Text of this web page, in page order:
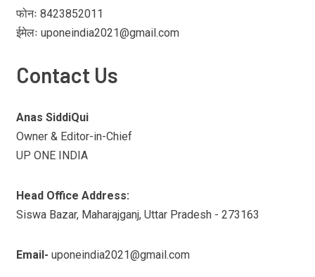
फोनः 8423852011
ईमेलः uponeindia2021@gmail.com
Contact Us
Anas SiddiQui
Owner & Editor-in-Chief
UP ONE INDIA
Head Office Address:
Siswa Bazar, Maharajganj, Uttar Pradesh - 273163
Email- uponeindia2021@gmail.com